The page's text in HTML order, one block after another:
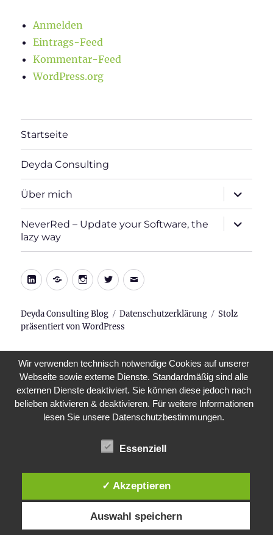
Anmelden
Eintrags-Feed
Kommentar-Feed
WordPress.org
Startseite
Deyda Consulting
Über mich
öffnen
NeverRed – Update your Software, the
lazy way
öffnen
LinkedIn
Xing Instagram
TwitterE-
Deyda Consulting Blog Datenschutzerklärung
Stolz
präsentiert von WordPress
Wir verwenden technisch notwendige Cookies auf unserer
Webseite sowie externe Dienste. Standardmäßig sind alle
externen Dienste deaktiviert. Sie können diese jedoch nach
belieben aktivieren & deaktivieren. Für weitere Informationen
lesen Sie unsere Datenschutzbestimmungen.
Essenziell
✓ Akzeptieren
Auswahl speichern